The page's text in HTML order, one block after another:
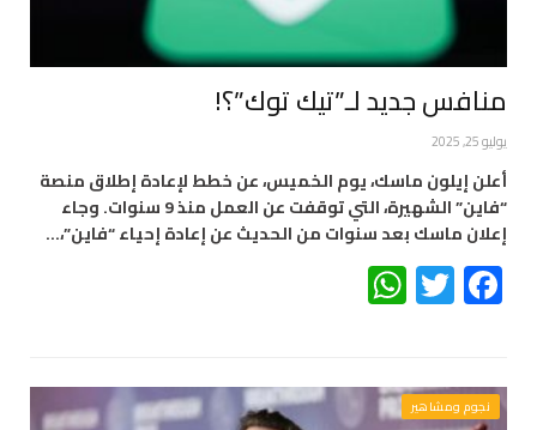
منافس جديد لـ”تيك توك”؟!
يوليو 25, 2025
أعلن إيلون ماسك، يوم الخميس، عن خطط لإعادة إطلاق منصة
“فاين” الشهيرة، التي توقفت عن العمل منذ 9 سنوات. وجاء
إعلان ماسك بعد سنوات من الحديث عن إعادة إحياء “فاين”،…
Facebook
Twitter
نجوم ومشاهير